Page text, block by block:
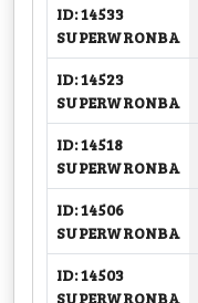
ID: 14533
SUPERWRONBA
ID: 14523
SUPERWRONBA
ID: 14518
SUPERWRONBA
ID: 14506
SUPERWRONBA
ID: 14503
SUPERWRONBA